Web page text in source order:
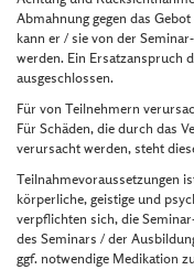
Abmahnung gegen das
kann er / sie von der
werden. Ein Ersatzanspruch
ausgeschlossen.
Für von Teilnehmern
Für Schäden, die durch das
verursacht werden, steht
Teilnahmevoraussetzungen
körperliche, geistige und
verpflichten sich, die
des Seminars / der
ggf. notwendige Medikation